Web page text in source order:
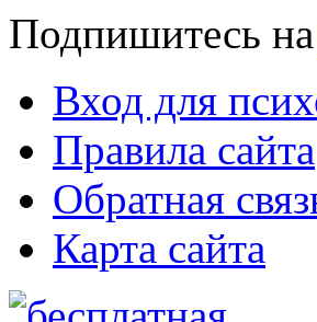
Подпишитесь на
Вход для
Правила сайта
Обратная
Карта сайта